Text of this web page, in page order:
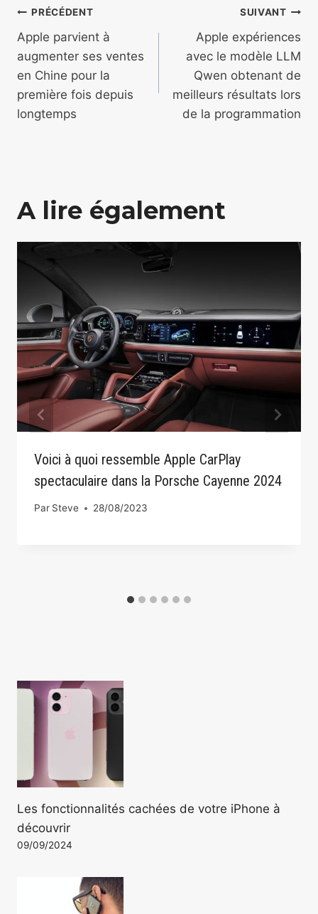
Navigation
de
l’article
PRÉCÉDENT
Apple parvient à
augmenter ses ventes
en Chine pour la
première fois depuis
longtemps
SUIVANT
Apple expériences
avec le modèle LLM
Qwen obtenant de
meilleurs résultats lors
de la programmation
A lire également
Voici à quoi ressemble Apple CarPlay
spectaculaire dans la Porsche Cayenne 2024
Par Steve 28/08/2023
Les fonctionnalités cachées de votre iPhone à
découvrir
09/09/2024